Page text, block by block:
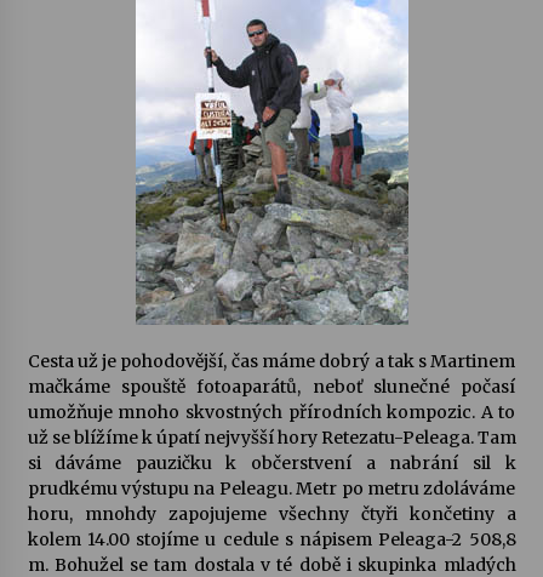
Cesta už je pohodovější, čas máme dobrý a tak s Martinem
mačkáme spouště fotoaparátů, neboť slunečné počasí
umožňuje mnoho skvostných přírodních kompozic. A to
už se blížíme k úpatí nejvyšší hory Retezatu-Peleaga. Tam
si dáváme pauzičku k občerstvení a nabrání sil k
prudkému výstupu na Peleagu. Metr po metru zdoláváme
horu, mnohdy zapojujeme všechny čtyři končetiny a
kolem 14.00 stojíme u cedule s nápisem Peleaga-2 508,8
m. Bohužel se tam dostala v té době i skupinka mladých